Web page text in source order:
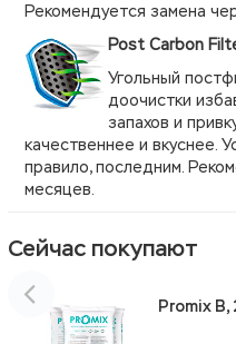
Рекомендуется замена
Post Carbon
Угольный
доочистки
запахов и
качественнее и вкуснее.
правило, последним.
месяцев.
Сейчас покупают
Promix B,